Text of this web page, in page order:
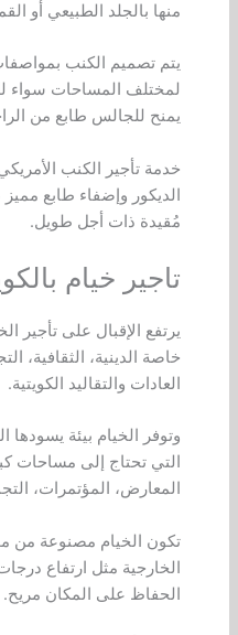
منها بالجلد الطبيعي أو
يتم تصميم الكنب
لمختلف المساحات سواء
يمنح للجالس طابع من
خدمة تأجير الكنب
الديكور وإضفاء طابع
مُقيدة ذات أجل طويل.
تاجير خيام
يرتفع الإقبال على تأجير
خاصة الدينية، الثقافية،
العادات والتقاليد الكويتية.
وتوفر الخيام بيئة يسودها
التي تحتاج إلى مساحات
المعارض، المؤتمرات،
تكون الخيام مصنوعة من
الخارجية مثل ارتفاع
الحفاظ على المكان مريح.